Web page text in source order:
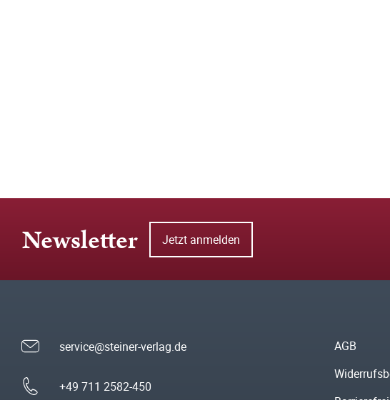
Newsletter Jetzt anmelden
service@steiner-verlag.de
+49 711 2582-450
AGB